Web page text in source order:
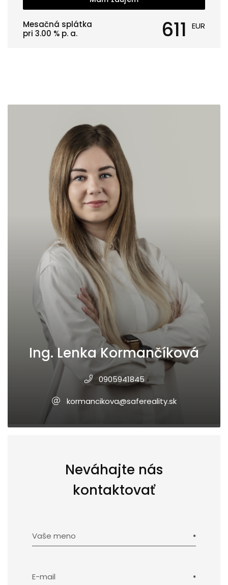
Mesačná splátka
pri 3.00 % p. a. 611 EUR
Ing. Lenka Kormančíková
0905941845
kormancikova@safereality.sk
Neváhajte nás
kontaktovať
Vaše meno
E-mail